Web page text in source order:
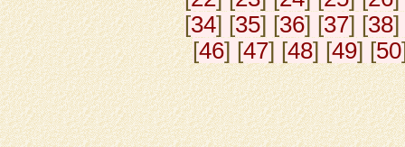
[34] [35] [36] [37] [38]
[46] [47] [48] [49] [50